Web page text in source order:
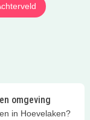
omgeving
in Hoevelaken?